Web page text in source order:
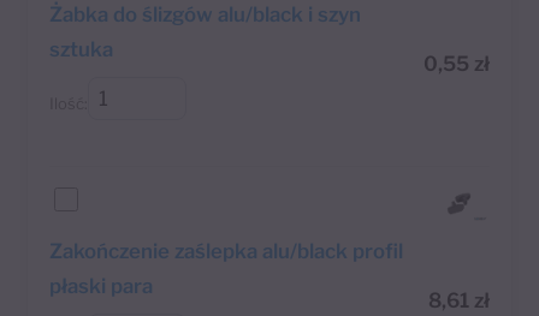
Żabka do ślizgów alu/black i szyn
sztuka
0,55 zł
Zakończenie zaślepka alu/black profil
płaski para
8,61 zł